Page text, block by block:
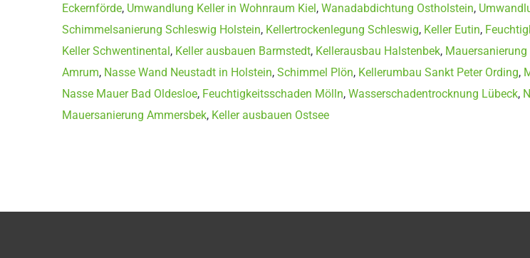
Eckernförde, Umwandlung Keller in Wohnraum Kiel, Wanadabdichtung Ostholstein,
Schimmelsanierung Schleswig Holstein, Kellertrockenlegung Schleswig, Keller Eutin,
Keller Schwentinental, Keller ausbauen Barmstedt, Kellerausbau Halstenbek, Mauersanierung
Amrum, Nasse Wand Neustadt in Holstein, Schimmel Plön, Kellerumbau Sankt Peter Ording,
Nasse Mauer Bad Oldesloe, Feuchtigkeitsschaden Mölln, Wasserschadentrocknung Lübeck,
Mauersanierung Ammersbek, Keller ausbauen Ostsee